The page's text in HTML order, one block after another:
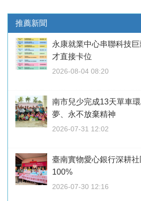
推薦新聞
永康就業中心串聯科技
才直接卡位
2026-08-04 08:20
南市兒少完成13天單車
夢、永不放棄精神
2026-07-31 12:02
臺南實物愛心銀行深耕
100%
2026-07-30 12:16